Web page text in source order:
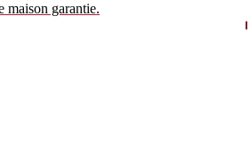
maison garantie.